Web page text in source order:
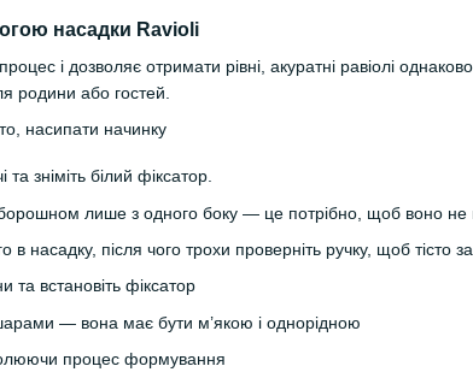
насадки Ravioli
і дозволяє отримати рівні, акуратні равіолі
родини або гостей.
зніміть білий фіксатор.
борошном лише з одного боку — це потрібно, щоб воно не
в насадку, після чого трохи проверніть ручку, щоб тісто
та встановіть фіксатор
— вона має бути м’якою і однорідною
процес формування